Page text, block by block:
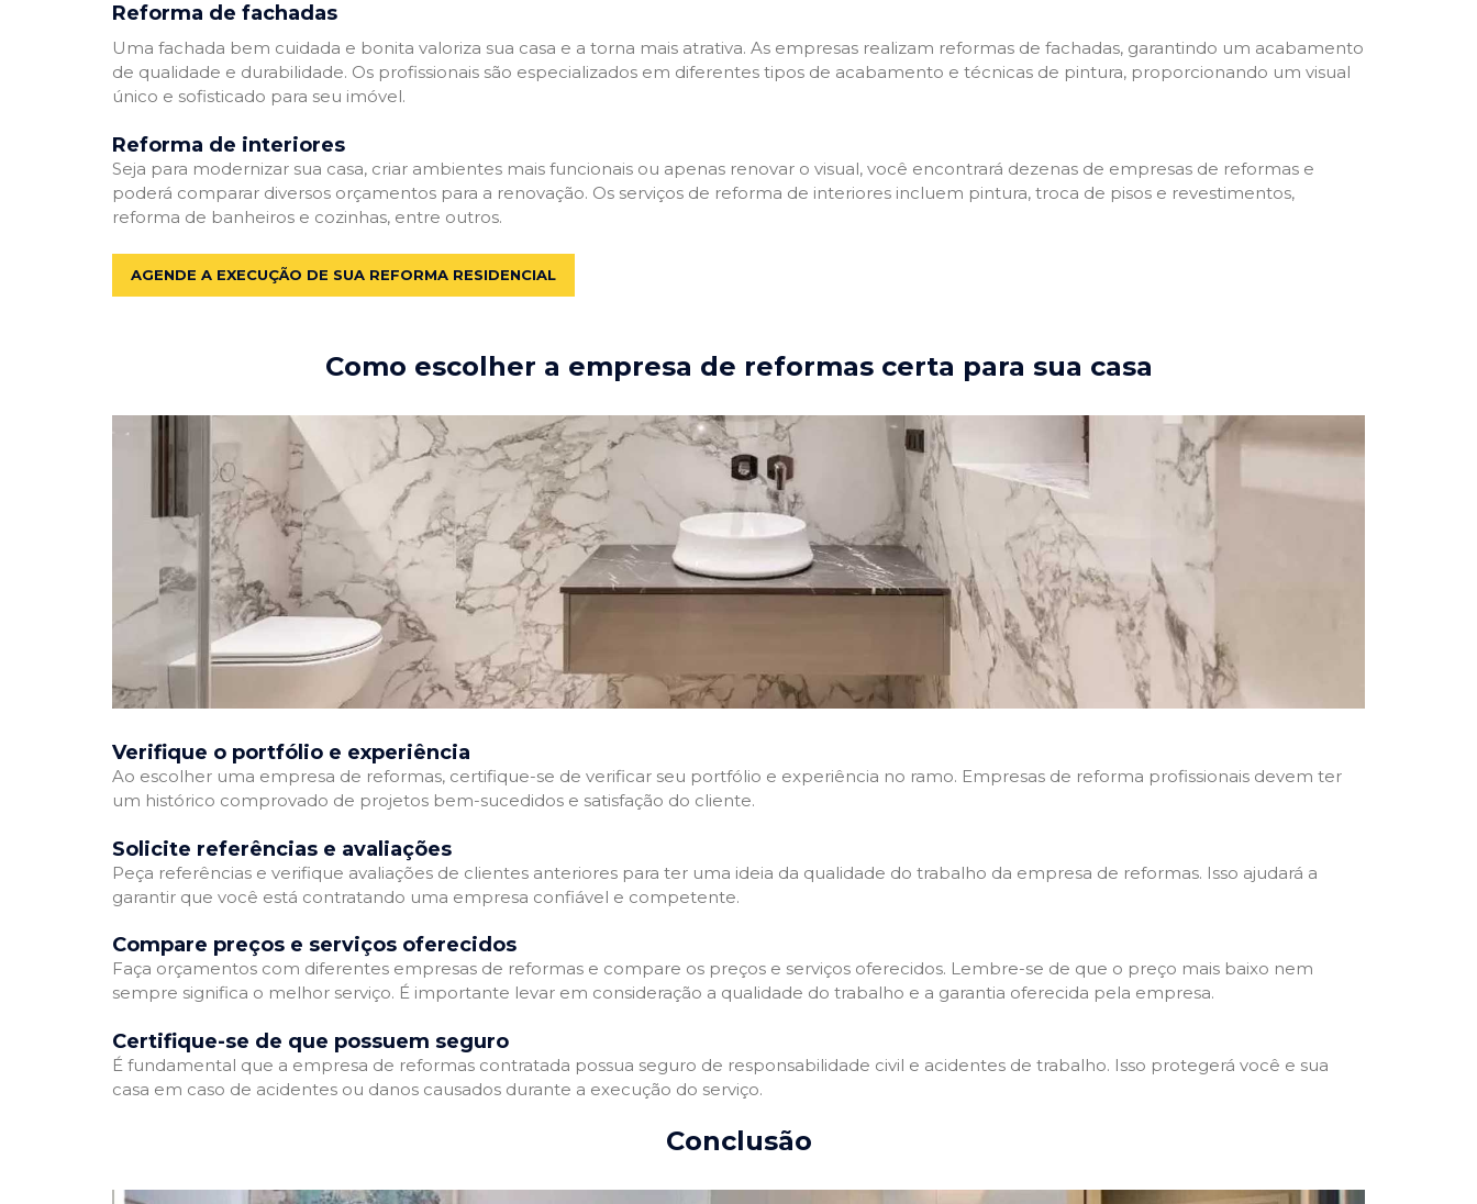
Reforma de fachadas
Uma fachada bem cuidada e bonita valoriza sua casa e a torna mais atrativa. As empresas realizam reformas de fachadas, garantindo um acabamento
de qualidade e durabilidade. Os profissionais são especializados em diferentes tipos de acabamento e técnicas de pintura, proporcionando um visual
único e sofisticado para seu imóvel.
Reforma de interiores
Seja para modernizar sua casa, criar ambientes mais funcionais ou apenas renovar o visual, você encontrará dezenas de empresas de reformas e
poderá comparar diversos orçamentos para a renovação. Os serviços de reforma de interiores incluem pintura, troca de pisos e revestimentos,
reforma de banheiros e cozinhas, entre outros.
AGENDE A EXECUÇÃO DE SUA REFORMA RESIDENCIAL
Como escolher a empresa de reformas certa para sua casa
Verifique o portfólio e experiência
Ao escolher uma empresa de reformas, certifique-se de verificar seu portfólio e experiência no ramo. Empresas de reforma profissionais devem ter
um histórico comprovado de projetos bem-sucedidos e satisfação do cliente.
Solicite referências e avaliações
Peça referências e verifique avaliações de clientes anteriores para ter uma ideia da qualidade do trabalho da empresa de reformas. Isso ajudará a
garantir que você está contratando uma empresa confiável e competente.
Compare preços e serviços oferecidos
Faça orçamentos com diferentes empresas de reformas e compare os preços e serviços oferecidos. Lembre-se de que o preço mais baixo nem
sempre significa o melhor serviço. É importante levar em consideração a qualidade do trabalho e a garantia oferecida pela empresa.
Certifique-se de que possuem seguro
É fundamental que a empresa de reformas contratada possua seguro de responsabilidade civil e acidentes de trabalho. Isso protegerá você e sua
casa em caso de acidentes ou danos causados durante a execução do serviço.
Conclusão